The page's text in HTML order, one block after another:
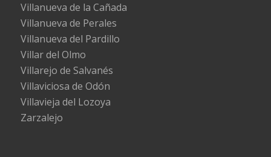
Villanueva de la Cañada
Villanueva de Perales
Villanueva del Pardillo
Villar del Olmo
Villarejo de Salvanés
Villaviciosa de Odón
Villavieja del Lozoya
Zarzalejo